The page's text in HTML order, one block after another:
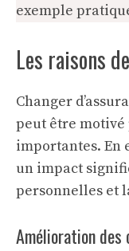
exemple
Les raisons
Changer
peut être
importantes. En
un impact
personnelles et
Amélioration des